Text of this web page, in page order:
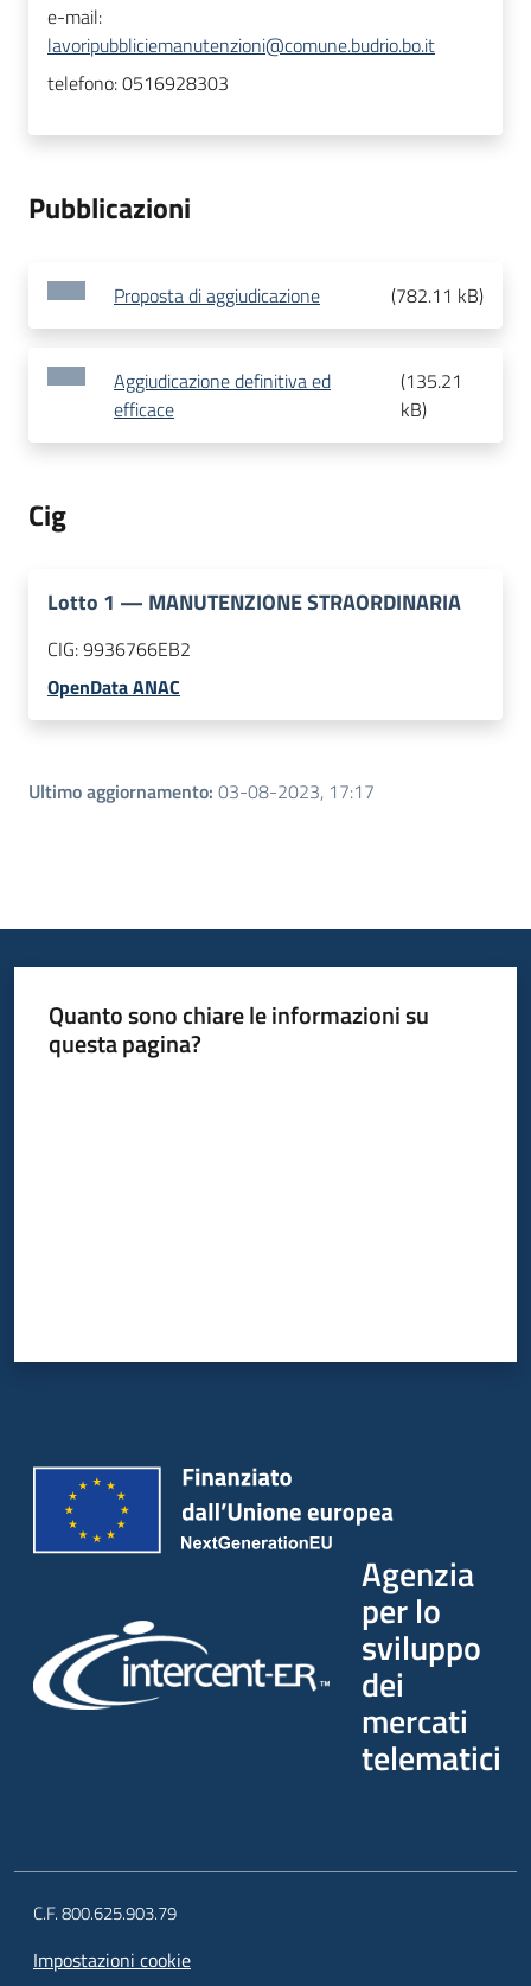
e-mail:
lavoripubbliciemanutenzioni@comune.budrio.bo.it
telefono:0516928303
Pubblicazioni
Proposta di aggiudicazione (782.11 kB)
Aggiudicazione definitiva ed
efficace
(135.21
kB)
Cig
Lotto 1 — MANUTENZIONE STRAORDINARIA
CIG:9936766EB2
OpenData ANAC
Ultimo aggiornamento: 03-08-2023, 17:17
Quanto sono chiare le informazioni su
questa pagina?
Agenzia
per lo
sviluppo
dei
mercati
telematici
C.F. 800.625.903.79
Impostazioni cookie